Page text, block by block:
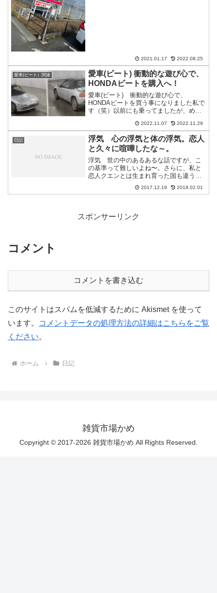
2021.01.17 2022.08.25
愛車(ビート）関連
愛車(ビート) 衝動的な遊び心で、
HONDAビートを購入へ！
愛車(ビート) 衝動的な遊び心で、
HONDAビートを買う事になりました私で
す（笑）以前にも乗ってましたが、めっ
りの方が居ましたら、是非仲良くして下
さいませ！それでは、ビートとの徒然日
記スタートです！！
2022.11.07 2022.11.29
日記
浮気 心の浮気と体の浮気。恋人
と久々に喧嘩したな～。
浮気 世の中のあるあるな話ですが、こ
の基準って難しいよね〜。さらに、私と
恋人クエンとは生まれ育った国も違う。
だから、どれが正しいとか間違っている
とかいう様な単純な話ではないです
2017.12.19 2019.02.01
スポンサーリンク
コメント
コメントを書き込む
このサイトはスパムを低減するために Akismet を使って
います。
コメントデータの処理方法の詳細はこちらをご覧
ください。
ホーム 日記
雑貨市場かめ
Copyright © 2017-2026 雑貨市場かめ All Rights Reserved.